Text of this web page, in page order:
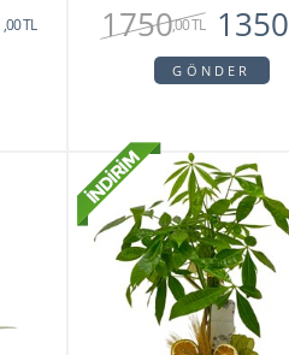
,00 TL 1750,00 TL 1350
GÖNDER